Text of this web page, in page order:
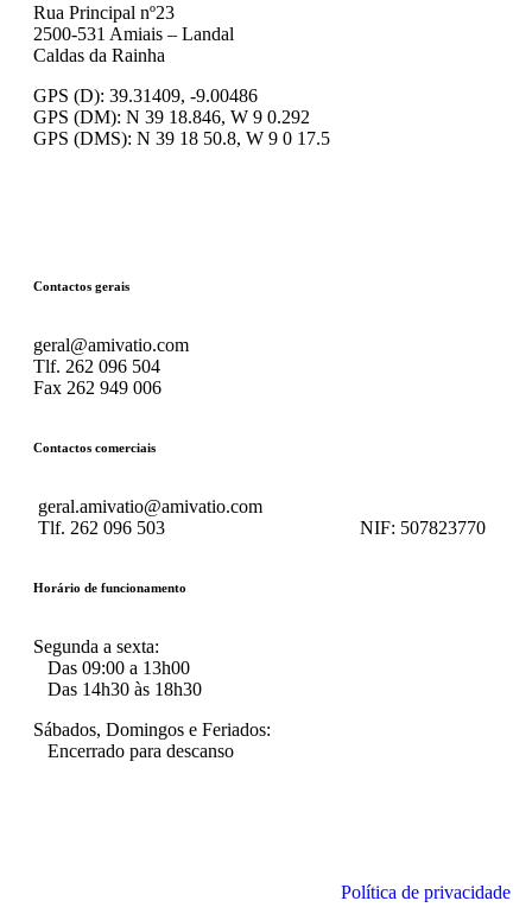
Rua Principal nº23
2500-531 Amiais – Landal
Caldas da Rainha
GPS (D): 39.31409, -9.00486
GPS (DM): N 39 18.846, W 9 0.292
GPS (DMS): N 39 18 50.8, W 9 0 17.5
Contactos gerais
geral@amivatio.com
Tlf. 262 096 504
Fax 262 949 006
Contactos comerciais
geral.amivatio@amivatio.com
Tlf. 262 096 503 NIF: 507823770
Horário de funcionamento
Segunda a sexta:
Das 09:00 a 13h00
Das 14h30 às 18h30
Sábados, Domingos e Feriados:
Encerrado para descanso
Política de privacidade